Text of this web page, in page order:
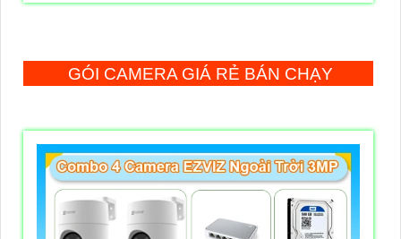
GÓI CAMERA GIÁ RẺ BÁN CHẠY